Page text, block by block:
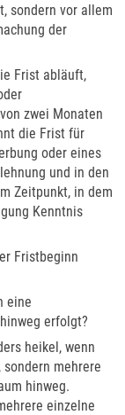
sondern vor allem
der
Frist abläuft,
zwei Monaten
die Frist für
oder eines
und in den
Zeitpunkt, in dem
Kenntnis
Fristbeginn
eine
erfolgt?
heikel, wenn
mehrere
hinweg.
einzelne